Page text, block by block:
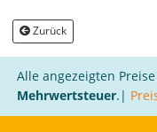
Zurück
Alle angezeigten
Mehrwertsteuer.|